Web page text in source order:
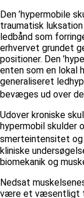
Den ’hypermobile
traumatisk
ledbånd som
erhvervet grundet
positioner. Den
enten som en lokal
generaliseret
bevæges ud over
Udover kroniske
hypermobil skulder
smerteintensitet
kliniske
biomekanik og
Nedsat
være et væsentligt